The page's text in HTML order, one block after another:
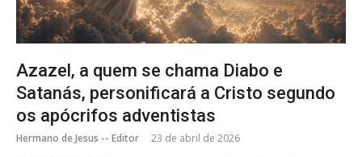
Azazel, a quem se chama Diabo e
Satanás, personificará a Cristo segundo
os apócrifos adventistas
Hermano de Jesus -- Editor 23 de abril de 2026